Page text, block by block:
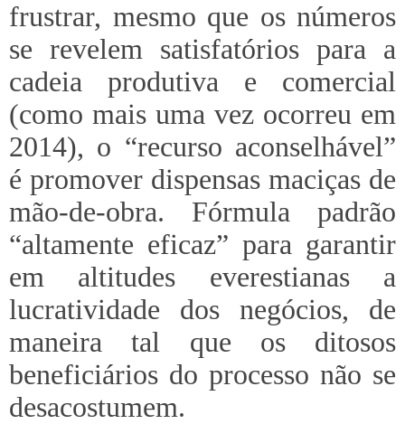
frustrar, mesmo que os números
se revelem satisfatórios para a
cadeia produtiva e comercial
(como mais uma vez ocorreu em
2014), o “recurso aconselhável”
é promover dispensas maciças de
mão-de-obra. Fórmula padrão
“altamente eficaz” para garantir
em altitudes everestianas a
lucratividade dos negócios, de
maneira tal que os ditosos
beneficiários do processo não se
desacostumem.